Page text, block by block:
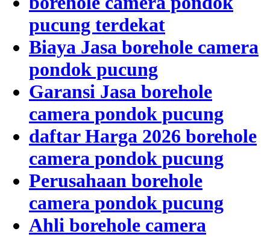
pucung terdekat
Biaya Jasa borehole camera
pondok pucung
Garansi Jasa borehole
camera pondok pucung
daftar Harga 2026 borehole
camera pondok pucung
Perusahaan borehole
camera pondok pucung
Ahli borehole camera